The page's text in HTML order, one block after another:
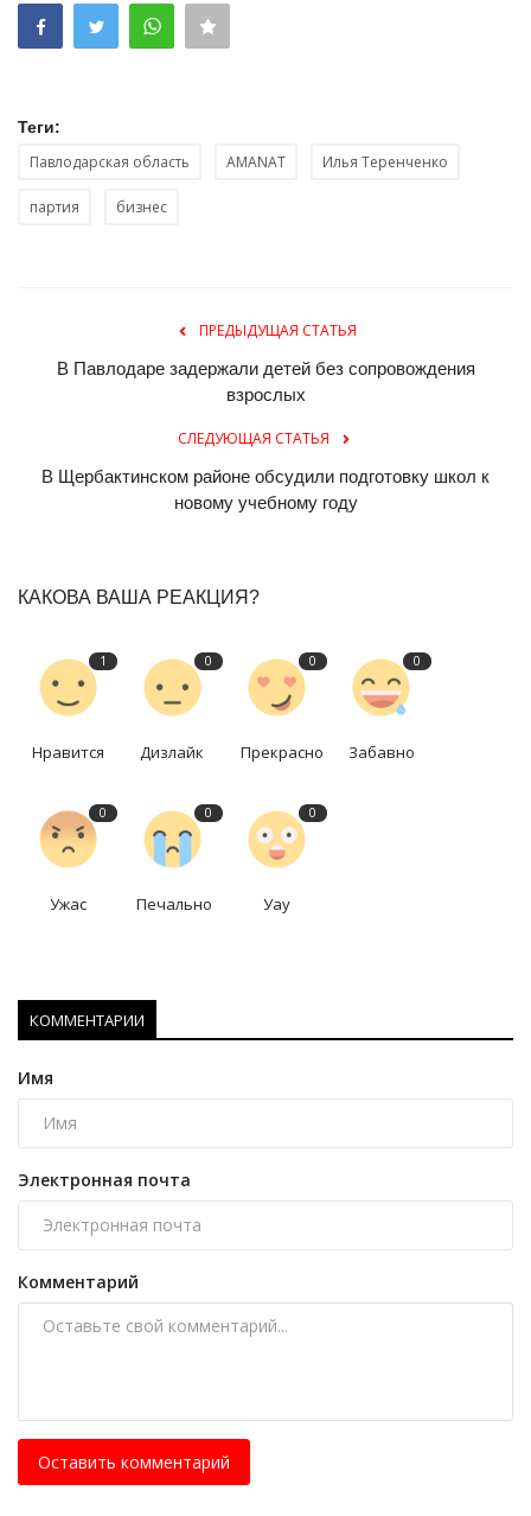
Теги:
Павлодарская область AMANAT Илья Теренченко
партия бизнес
ПРЕДЫДУЩАЯ СТАТЬЯ
В Павлодаре задержали детей без сопровождения
взрослых
СЛЕДУЮЩАЯ СТАТЬЯ
В Щербактинском районе обсудили подготовку школ к
новому учебному году
КАКОВА ВАША РЕАКЦИЯ?
1
Нравится
0
Дизлайк
0
Прекрасно
0
Забавно
0
Ужас
0
Печально
0
Уау
КОММЕНТАРИИ
Имя
Электронная почта
Комментарий
Оставить комментарий